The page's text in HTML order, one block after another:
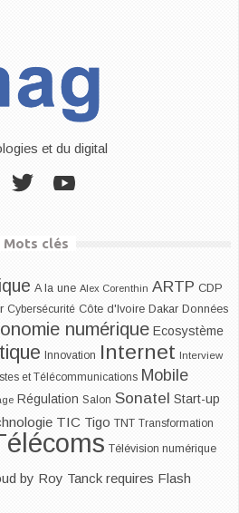
et du digital
Mots clés
A la une Alex Corenthin ARTP CDP
Cybersécurité Côte d'Ivoire Dakar Données
numérique Ecosystème
Innovation Internet Interview
et Télécommunications Mobile
Régulation Salon Sonatel Start-up
TIC Tigo TNT Transformation
Télévision numérique
by Roy Tanck requires Flash